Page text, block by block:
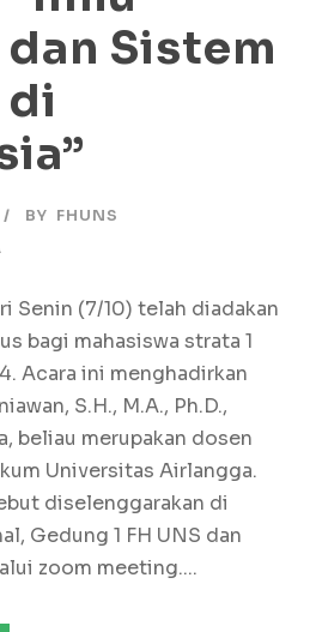
Sistem
di
BY FHUNS
Senin (7/10) telah diadakan
bagi mahasiswa strata 1
Acara ini menghadirkan
S.H., M.A., Ph.D.,
beliau merupakan dosen
Universitas Airlangga.
diselenggarakan di
Gedung 1 FH UNS dan
zoom meeting....